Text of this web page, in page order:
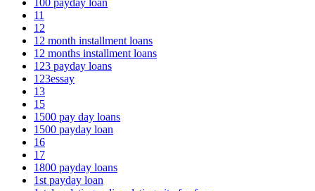
100 payday loan
11
12
12 month installment loans
12 months installment loans
123 payday loans
123essay
13
15
1500 pay day loans
1500 payday loan
16
17
1800 payday loans
1st payday loan